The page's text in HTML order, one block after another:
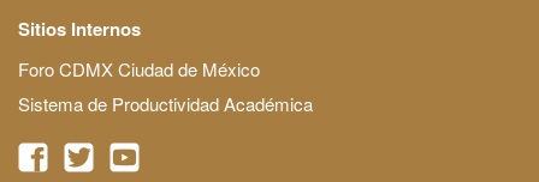
Sitios Internos
Foro CDMX Ciudad de México
Sistema de Productividad Académica